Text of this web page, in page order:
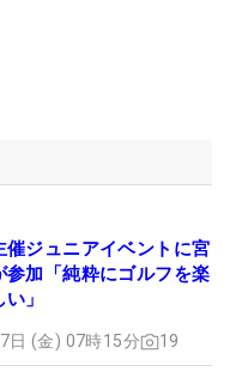
催ジュニアイベントに宮
参加「純粋にゴルフを楽
」
日 (金) 07時15分 19